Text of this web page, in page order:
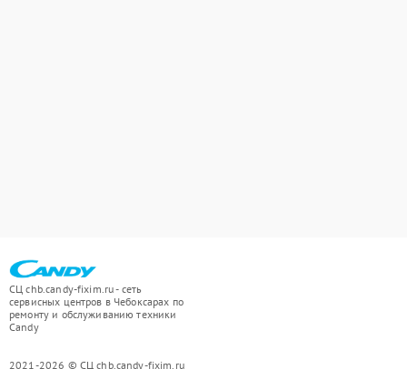
СЦ chb.candy-fixim.ru - сеть
сервисных центров в Чебоксарах по
ремонту и обслуживанию техники
Candy
2021-2026 © СЦ chb.candy-fixim.ru